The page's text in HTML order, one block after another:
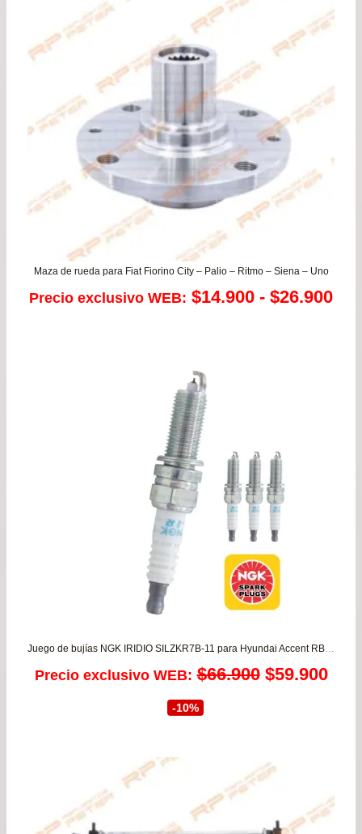
Maza de rueda para Fiat Fiorino City – Palio – Ritmo – Siena – Uno
Precio exclusivo WEB: $14.900 - $26.900
Juego de bujías NGK IRIDIO SILZKR7B-11 para Hyundai Accent RB 1.4/1.6 desde 2011 a 2022 – Elantra 1.6/1.8 G4FC G4FG
Precio exclusivo WEB: $66.900 El
era:
$66.900.
$59.900El
-10%